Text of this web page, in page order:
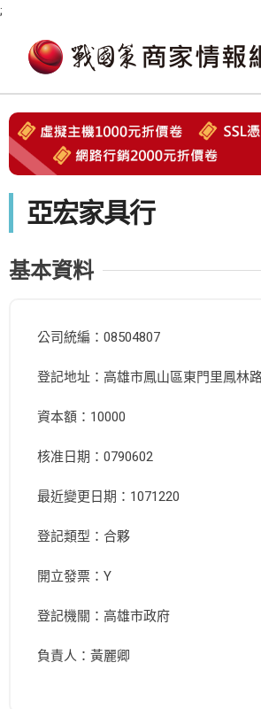
;
亞宏家具行
基本資料
公司統編：08504807
登記地址：高雄市鳳山區東門里鳳林
資本額：10000
核准日期：0790602
最近變更日期：1071220
登記類型：合夥
開立發票：Y
登記機關：高雄市政府
負責人：黃麗卿